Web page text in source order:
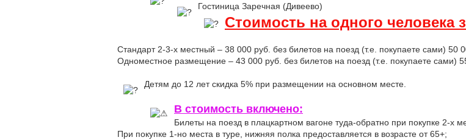
Гостиница Заречная (Дивеево)
Стоимость на одного человека
Стандарт 2-3-х местный – 38 000 руб. без билетов на поезд (т.е. покупаете сами) 50
Одноместное размещение – 43 000 руб. без билетов на поезд (т.е. покупаете сами)
Детям до 12 лет скидка 5% при размещении на основном месте.
В стоимость включено:
Билеты на поезд в плацкартном вагоне туда-обратно при покупке 2-х
При покупке 1-но места в туре, нижняя полка предоставляется в возрасте от 65+;